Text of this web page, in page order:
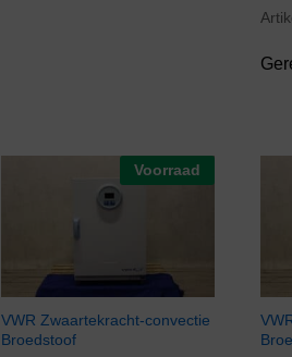
Voorraad
VWR Zwaartekracht-convectie
Broedstoof